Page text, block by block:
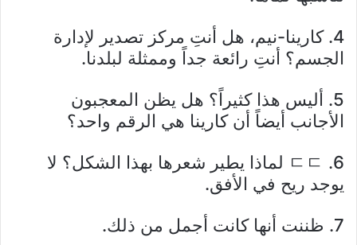
4. كارينا-نيم، هل أنتِ مركز تصدير لإدارة
الجسم؟ أنتِ رائعة جداً وممثلة لبلدنا.
5. أليس هذا كثيراً؟ هل يظن المعجبون
الأجانب أيضاً أن كارينا هي الرقم واحد؟
6. ㄷㄷ لماذا يطير شعرها بهذا الشكل؟ لا
يوجد ريح في الأفق.
7. ظننت أنها كانت أجمل من ذلك.